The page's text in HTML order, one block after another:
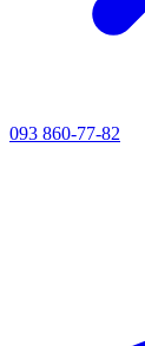
093 860-77-82